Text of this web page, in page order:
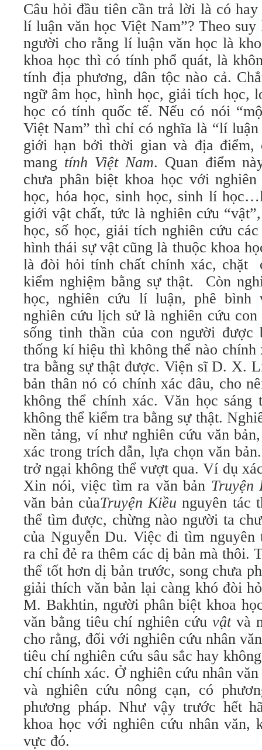
Câu hỏi đầu tiên cần trả lời là có
lí luận văn học Việt Nam”? Theo
người cho rằng lí luận văn học là
khoa học thì có tính phổ quát, là
tính địa phương, dân tộc nào cả.
ngữ âm học, hình học, giải tích học,
học có tính quốc tế. Nếu có nói
Việt Nam” thì chỉ có nghĩa là “lí
giới hạn bởi thời gian và địa điểm,
mang tính Việt Nam. Quan điểm
chưa phân biệt khoa học với
học, hóa học, sinh học, sinh lí
giới vật chất, tức là nghiên cứu
học, số học, giải tích nghiên cứu
hình thái sự vật cũng là thuộc khoa
là đòi hỏi tính chất chính xác, chặt
kiểm nghiệm bằng sự thật. Còn
học, nghiên cứu lí luận, phê bình
nghiên cứu lịch sử là nghiên cứu
sống tinh thần của con người được
thống kí hiệu thì không thể nào
tra bằng sự thật được. Viện sĩ D. X.
bản thân nó có chính xác đâu, cho
không thể chính xác. Văn học sáng
không thể kiểm tra bằng sự thật.
nền tảng, ví như nghiên cứu văn
xác trong trích dẫn, lựa chọn văn
trở ngại không thể vượt qua. Ví dụ
Xin nói, việc tìm ra văn bản Truyện
văn bản củaTruyện Kiều nguyên tác
thể tìm được, chừng nào người ta
của Nguyễn Du. Việc đi tìm
ra chỉ đẻ ra thêm các dị bản mà thôi.
thể tốt hơn dị bản trước, song chưa
giải thích văn bản lại càng khó đòi
M. Bakhtin, người phân biệt khoa
văn bằng tiêu chí nghiên cứu vậtvà
cho rằng, đối với nghiên cứu nhân
tiêu chí nghiên cứu sâu sắc hay
chí chính xác. Ở nghiên cứu nhân
và nghiên cứu nông cạn, có
phương pháp. Như vậy trước hết
khoa học với nghiên cứu nhân văn,
vực đó.